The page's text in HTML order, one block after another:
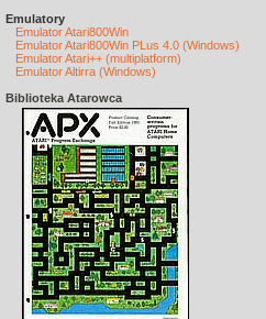
Emulatory
Emulator Atari800Win
Emulator Atari800Win PLus 4.0 (Windows)
Emulator Atari++ (multiplatform)
Emulator Altirra (Windows)
Biblioteka Atarowca